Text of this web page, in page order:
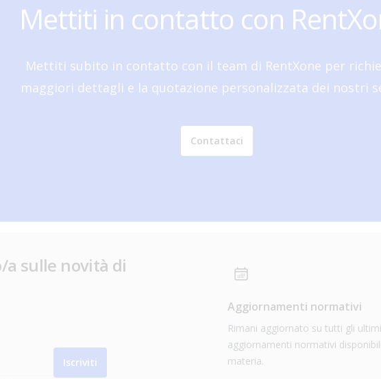
Mettiti in contatto con
Mettiti subito in contatto con il team di RentXone per
maggiori dettagli e la quotazione personalizzata dei nostri
Contattaci
a sulle novità di
Iscriviti
Aggiornamenti normativi
Rimani aggiornato su tutti gli ultimi
aggiornamenti normativi
materia.